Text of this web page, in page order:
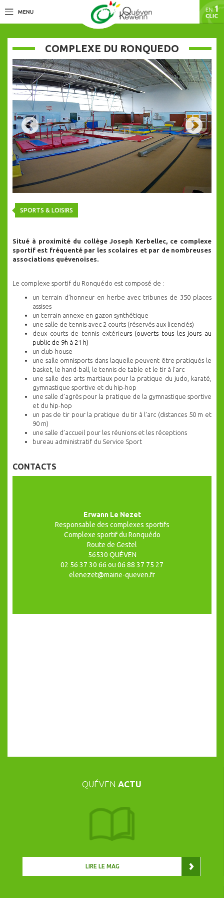
COMPLEXE DU RONQUEDO
SPORTS & LOISIRS
Situé à proximité du collège Joseph Kerbellec, ce complexe
sportif est fréquenté par les scolaires et par de nombreuses
associations quévenoises.
Le complexe sportif du Ronquédo est composé de :
un terrain d’honneur en herbe avec tribunes de 350 places
assises
un terrain annexe en gazon synthétique
une salle de tennis avec 2 courts (réservés aux licenciés)
deux courts de tennis extérieurs (ouverts tous les jours au
public de 9h à 21 h)
un club-house
une salle omnisports dans laquelle peuvent être pratiqués le
basket, le hand-ball, le tennis de table et le tir à l’arc
une salle des arts martiaux pour la pratique du judo, karaté,
gymnastique sportive et du hip-hop
une salle d’agrès pour la pratique de la gymnastique sportive
et du hip-hop
un pas de tir pour la pratique du tir à l’arc (distances 50 m et
90 m)
une salle d’accueil pour les réunions et les réceptions
bureau administratif du Service Sport
CONTACTS
Erwann Le Nezet
Responsable des complexes sportifs
Complexe sportif du Ronquédo
Route de Gestel
56530 QUÉVEN
02 56 37 30 66 ou 06 88 37 75 27
elenezet@mairie-queven.fr
QUÉVEN ACTU
LIRE LE MAG